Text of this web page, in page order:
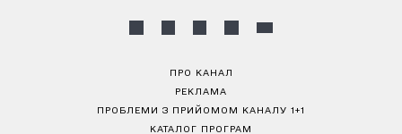
ПРО КАНАЛ
РЕКЛАМА
ПРОБЛЕМИ З ПРИЙОМОМ КАНАЛУ 1+1
КАТАЛОГ ПРОГРАМ